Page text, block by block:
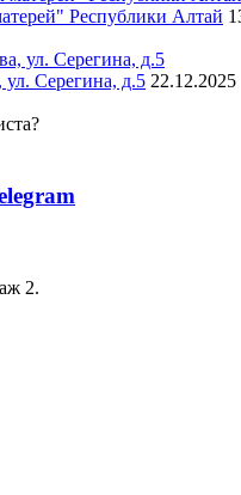
Республики Алтай
Серегина, д.5 22.12.2025
2.